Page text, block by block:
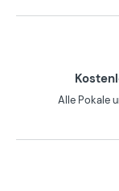
Alle Pokale